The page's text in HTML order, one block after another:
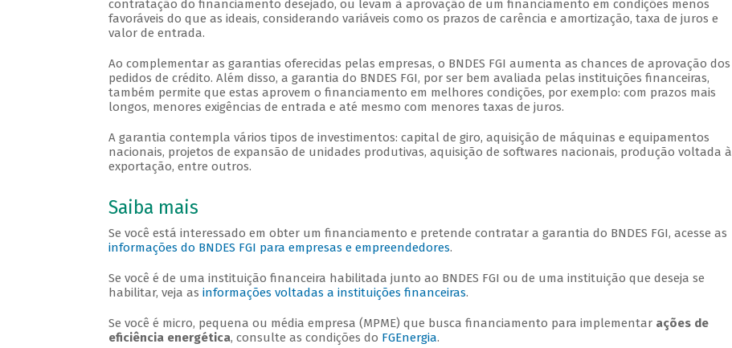
contratação do financiamento desejado, ou levam à aprovação de um financiamento em condições menos
favoráveis do que as ideais, considerando variáveis como os prazos de carência e amortização, taxa de juros e
valor de entrada.
Ao complementar as garantias oferecidas pelas empresas, o BNDES FGI aumenta as chances de aprovação dos
pedidos de crédito. Além disso, a garantia do BNDES FGI, por ser bem avaliada pelas instituições financeiras,
também permite que estas aprovem o financiamento em melhores condições, por exemplo: com prazos mais
longos, menores exigências de entrada e até mesmo com menores taxas de juros.
A garantia contempla vários tipos de investimentos: capital de giro, aquisição de máquinas e equipamentos
nacionais, projetos de expansão de unidades produtivas, aquisição de softwares nacionais, produção voltada à
exportação, entre outros.
Saiba mais
Se você está interessado em obter um financiamento e pretende contratar a garantia do BNDES FGI, acesse as
informações do BNDES FGI para empresas e empreendedores.
Se você é de uma instituição financeira habilitada junto ao BNDES FGI ou de uma instituição que deseja se
habilitar, veja as informações voltadas a instituições financeiras.
Se você é micro, pequena ou média empresa (MPME) que busca financiamento para implementar ações de
eficiência energética, consulte as condições do FGEnergia.